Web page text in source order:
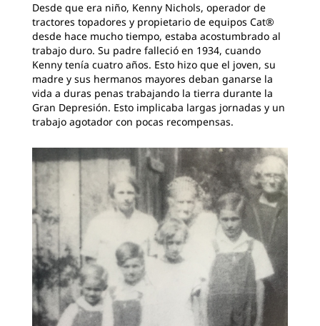
Desde que era niño, Kenny Nichols, operador de
tractores topadores y propietario de equipos Cat®
desde hace mucho tiempo, estaba acostumbrado al
trabajo duro. Su padre falleció en 1934, cuando
Kenny tenía cuatro años. Esto hizo que el joven, su
madre y sus hermanos mayores deban ganarse la
vida a duras penas trabajando la tierra durante la
Gran Depresión. Esto implicaba largas jornadas y un
trabajo agotador con pocas recompensas.